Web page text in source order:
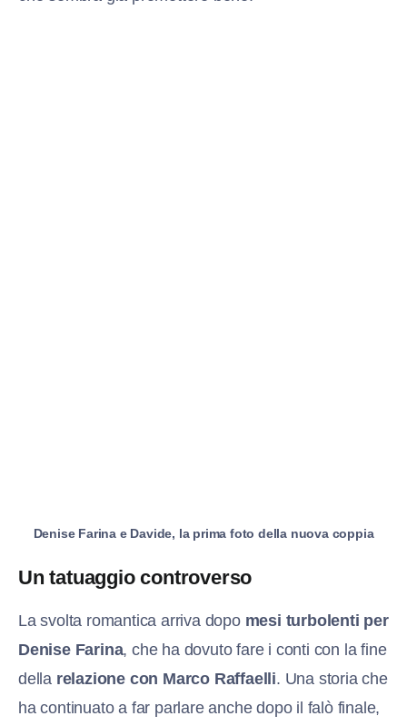
Denise Farina e Davide, la prima foto della nuova coppia
Un tatuaggio controverso
La svolta romantica arriva dopo mesi turbolenti per
Denise Farina, che ha dovuto fare i conti con la fine
della relazione con Marco Raffaelli. Una storia che
ha continuato a far parlare anche dopo il falò finale,